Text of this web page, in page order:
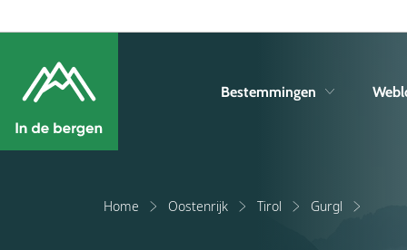
Bestemmingen
Home Oostenrijk Tirol Gurgl